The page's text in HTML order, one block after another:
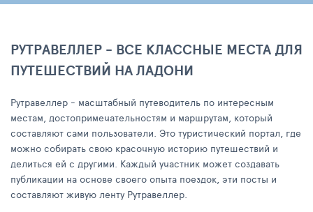
РУТРАВЕЛЛЕР - ВСЕ КЛАССНЫЕ МЕСТА ДЛЯ
ПУТЕШЕСТВИЙ НА ЛАДОНИ
Рутравеллер - масштабный путеводитель по интересным
местам, достопримечательностям и маршрутам, который
составляют сами пользователи. Это туристический портал, где
можно собирать свою красочную историю путешествий и
делиться ей с другими. Каждый участник может создавать
публикации на основе своего опыта поездок, эти посты и
составляют живую ленту Рутравеллер.